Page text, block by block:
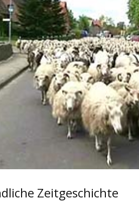
Zeitgeschichte